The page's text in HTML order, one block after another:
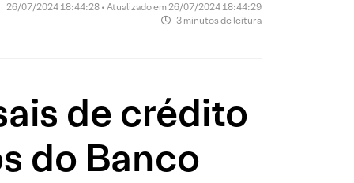
26/07/2024 18:44:28 • Atualizado em 26/07/2024 18:44:29
3 minutos de leitura
de crédito
do Banco